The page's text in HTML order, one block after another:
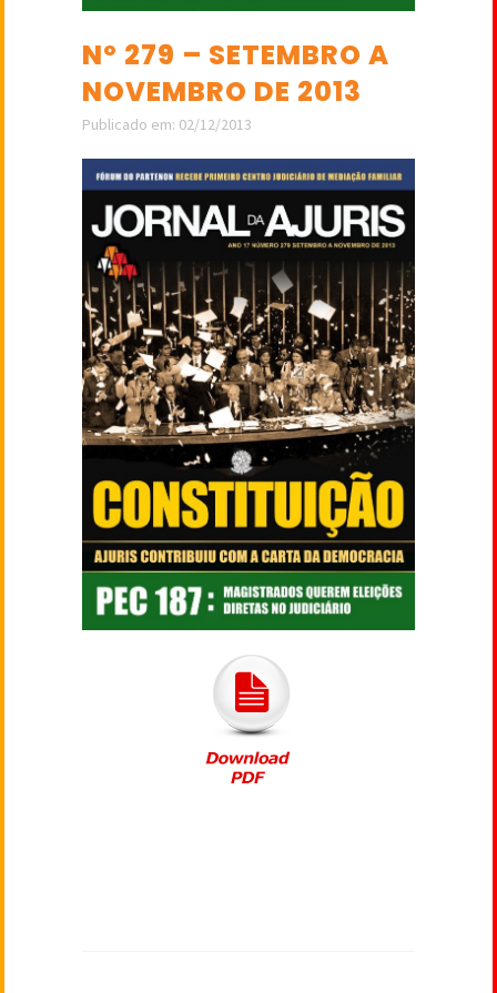
Nº 279 – SETEMBRO A
NOVEMBRO DE 2013
Publicado em: 02/12/2013